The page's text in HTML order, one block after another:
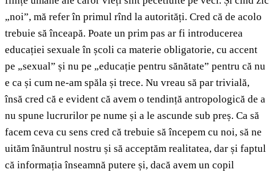
„noi”, mă refer în primul rînd la autorități. Cred că de acolo
trebuie să înceapă. Poate un prim pas ar fi introducerea
educației sexuale în școli ca materie obligatorie, cu accent
pe „sexual” și nu pe „educație pentru sănătate” pentru că nu
e ca și cum ne-am spăla și trece. Nu vreau să par trivială,
însă cred că e evident că avem o tendință antropologică de a
nu spune lucrurilor pe nume și a le ascunde sub preș. Ca să
facem ceva cu sens cred că trebuie să începem cu noi, să ne
uităm înăuntrul nostru și să acceptăm realitatea, dar și faptul
că informația înseamnă putere și, dacă avem un copil